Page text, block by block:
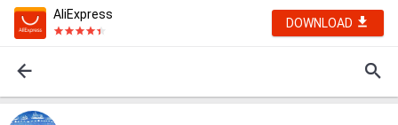
AliExpress
DOWNLOAD